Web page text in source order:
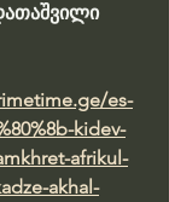
es-
kidev-
afrikul-
akhal-